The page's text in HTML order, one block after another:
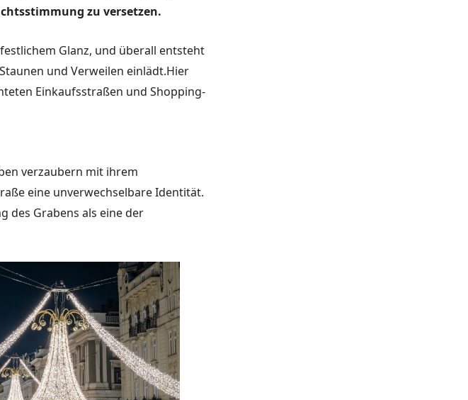
zu versetzen.
Glanz, und überall entsteht
und Verweilen einlädt.Hier
Einkaufsstraßen und Shopping-
verzaubern mit ihrem
eine unverwechselbare Identität.
des Grabens als eine der